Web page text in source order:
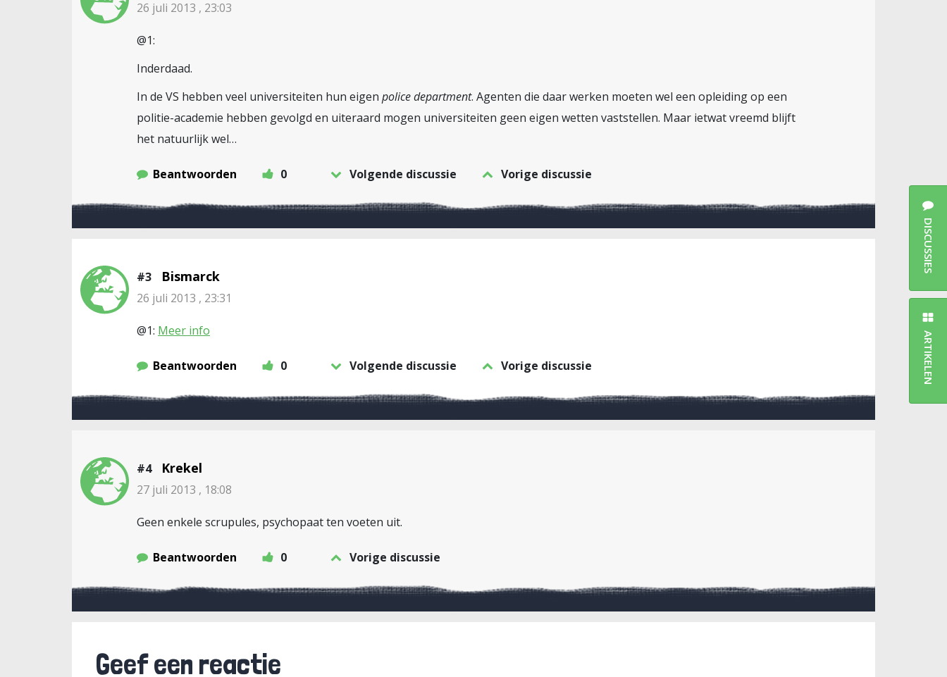
26 juli 2013 , 23:03
@1:
Inderdaad.
In de VS hebben veel universiteiten hun eigen police department. Agenten die daar werken moeten wel een opleiding op een
politie-academie hebben gevolgd en uiteraard mogen universiteiten geen eigen wetten vaststellen. Maar ietwat vreemd blijft
het natuurlijk wel…
Beantwoorden 0 Volgende discussie Vorige discussie
#3 Bismarck
26 juli 2013 , 23:31
@1: Meer info
Beantwoorden 0 Volgende discussie Vorige discussie
#4 Krekel
27 juli 2013 , 18:08
Geen enkele scrupules, psychopaat ten voeten uit.
Beantwoorden 0 Vorige discussie
Geef een reactie
DISCUSSIES
ARTIKELEN